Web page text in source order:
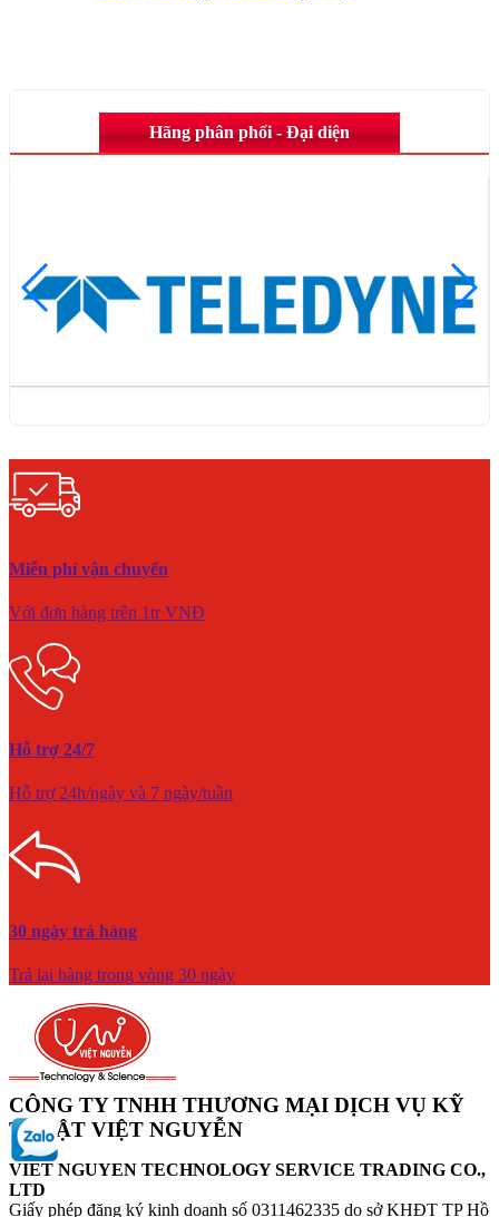
Hãng phân phối - Đại diện
Miễn phí vận chuyển
Với đơn hàng trên 1tr VNĐ
Hỗ trợ 24/7
Hỗ trợ 24h/ngày và 7 ngày/tuần
30 ngày trả hàng
Trả lại hàng trong vòng 30 ngày
CÔNG TY TNHH THƯƠNG MẠI DỊCH VỤ KỸ
THUẬT VIỆT NGUYỄN
VIET NGUYEN TECHNOLOGY SERVICE TRADING CO.,
LTD
Giấy phép đăng ký kinh doanh số 0311462335 do sở KHĐT TP Hồ